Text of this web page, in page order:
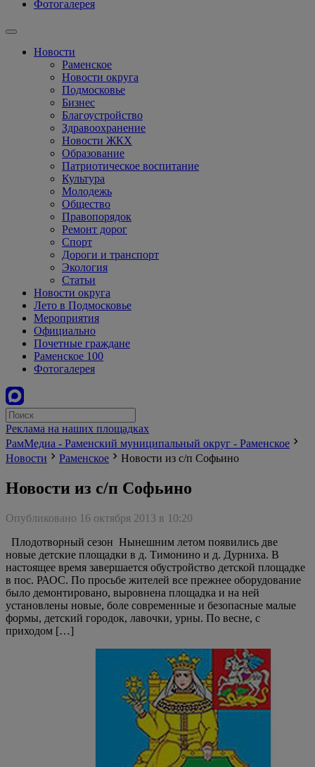
Фотогалерея
Новости
Раменское
Новости округа
Подмосковье
Бизнес
Благоустройство
Здравоохранение
Новости ЖКХ
Образование
Патриотическое воспитание
Культура
Молодежь
Общество
Правопорядок
Ремонт дорог
Спорт
Дороги и транспорт
Экология
Статьи
Новости округа
Лето в Подмосковье
Мероприятия
Официально
Почетные граждане
Раменское 100
Фотогалерея
Реклама на наших площадках
РамМедиа - Раменский муниципальный округ - Раменское
Новости
Раменское Новости из с/п Софьино
Новости из с/п Софьино
Опубликовано 16 октября 2013 в 10:20
Плодотворный сезон Нынешним летом появились две
новые детские площадки в д. Тимонино и д. Дурниха. В
настоящее время завершается обустройство детской площадке
в пос. РАОС. По просьбе жителей все прежнее оборудование
было демонтировано, выровнена площадка и на ней
установлены новые, боле современные и безопасные малые
формы, детский городок, лавочки, урны. По весне, с
приходом […]